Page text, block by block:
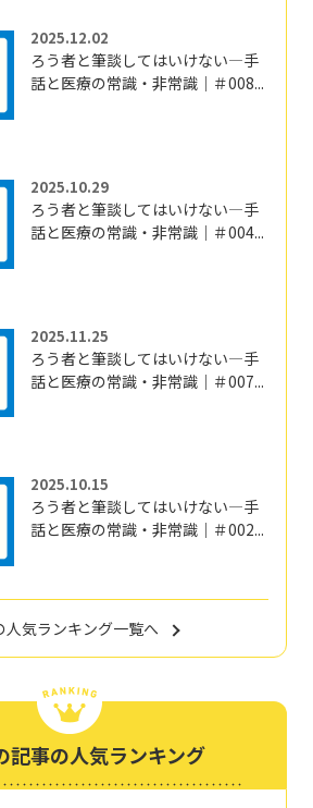
2025.12.02
ろう者と筆談してはいけない―手
話と医療の常識・非常識｜＃008...
2025.10.29
ろう者と筆談してはいけない―手
話と医療の常識・非常識｜＃004...
2025.11.25
ろう者と筆談してはいけない―手
話と医療の常識・非常識｜＃007...
2025.10.15
ろう者と筆談してはいけない―手
話と医療の常識・非常識｜＃002...
人気ランキング一覧へ
記事の人気ランキング